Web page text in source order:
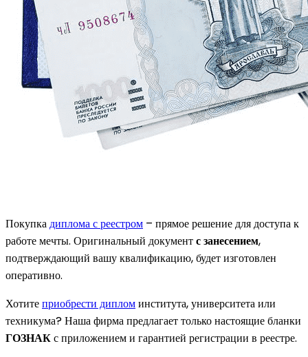
Покупкадиплома с реестром – прямое решение для доступа к
работе мечты. Оригинальный документс занесением,
подтверждающий вашу квалификацию, будет изготовлен
оперативно.
Хотитеприобрести дипломинститута, университета или
техникума? Наша фирма предлагает только настоящие бланки
ГОЗНАКс приложением и гарантией регистрации в реестре.